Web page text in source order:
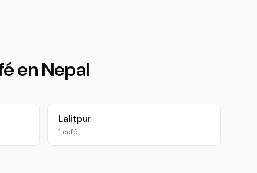
en Nepal
Lalitpur
1 café